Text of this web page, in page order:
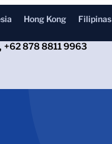
Hong Kong Filipinas
+62 878 8811 9963